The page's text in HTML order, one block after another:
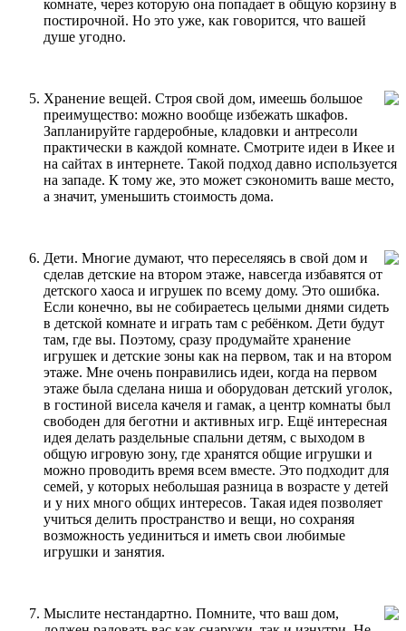
комнате, через которую она попадает в общую корзину в
постирочной. Но это уже, как говорится, что вашей
душе угодно.
Хранение вещей. Строя свой дом, имеешь большое
преимущество: можно вообще избежать шкафов.
Запланируйте гардеробные, кладовки и антресоли
практически в каждой комнате. Смотрите идеи в Икее и
на сайтах в интернете. Такой подход давно используется
на западе. К тому же, это может сэкономить ваше место,
а значит, уменьшить стоимость дома.
Дети. Многие думают, что переселяясь в свой дом и
сделав детские на втором этаже, навсегда избавятся от
детского хаоса и игрушек по всему дому. Это ошибка.
Если конечно, вы не собираетесь целыми днями сидеть
в детской комнате и играть там с ребёнком. Дети будут
там, где вы. Поэтому, сразу продумайте хранение
игрушек и детские зоны как на первом, так и на втором
этаже. Мне очень понравились идеи, когда на первом
этаже была сделана ниша и оборудован детский уголок,
в гостиной висела качеля и гамак, а центр комнаты был
свободен для беготни и активных игр. Ещё интересная
идея делать раздельные спальни детям, с выходом в
общую игровую зону, где хранятся общие игрушки и
можно проводить время всем вместе. Это подходит для
семей, у которых небольшая разница в возрасте у детей
и у них много общих интересов. Такая идея позволяет
учиться делить пространство и вещи, но сохраняя
возможность уединиться и иметь свои любимые
игрушки и занятия.
Мыслите нестандартно. Помните, что ваш дом,